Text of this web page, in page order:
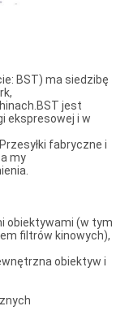
BST) ma siedzibę
jest
ekspresowej i w
fabryczne i
my
obiektywami (w tym
filtrów kinowych),
obiektyw i